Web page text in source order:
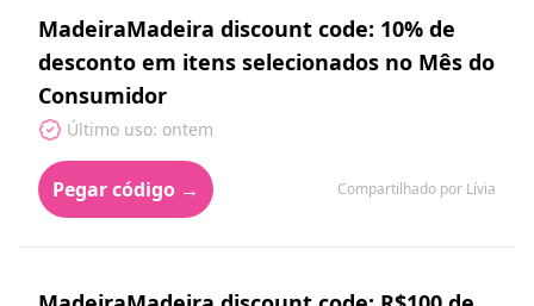
MadeiraMadeira discount code: 10% de
desconto em itens selecionados no Mês do
Consumidor
Último uso: ontem
Pegar código → Compartilhado por Lívia